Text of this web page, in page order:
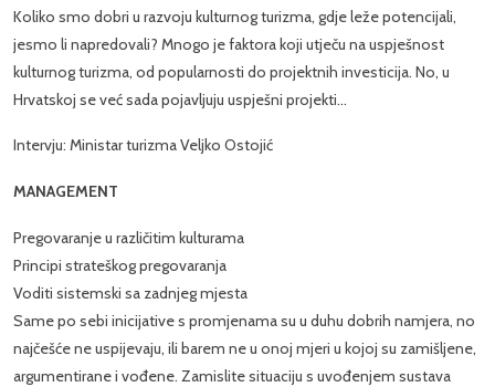
Koliko smo dobri u razvoju kulturnog turizma, gdje leže potencijali,
jesmo li napredovali? Mnogo je faktora koji utječu na uspješnost
kulturnog turizma, od popularnosti do projektnih investicija. No, u
Hrvatskoj se već sada pojavljuju uspješni projekti…
Intervju: Ministar turizma Veljko Ostojić
MANAGEMENT
Pregovaranje u različitim kulturama
Principi strateškog pregovaranja
Voditi sistemski sa zadnjeg mjesta
Same po sebi inicijative s promjenama su u duhu dobrih namjera, no
najčešće ne uspijevaju, ili barem ne u onoj mjeri u kojoj su zamišljene,
argumentirane i vođene. Zamislite situaciju s uvođenjem sustava